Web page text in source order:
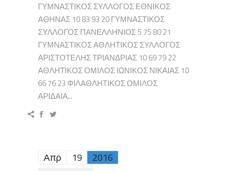
ΓΥΜΝΑΣΤΙΚΟΣ ΣΥΛΛΟΓΟΣ ΕΘΝΙΚΟΣ
ΑΘΗΝΑΣ 10 83 93 20 ΓΥΜΝΑΣΤΙΚΟΣ
ΣΥΛΛΟΓΟΣ ΠΑΝΕΛΛΗΝΙΟΣ 5 75 80 21
ΓΥΜΝΑΣΤΙΚΟΣ ΑΘΛΗΤΙΚΟΣ ΣΥΛΛΟΓΟΣ
ΑΡΙΣΤΟΤΕΛΗΣ ΤΡΙΑΝΔΡΙΑΣ 10 69 79 22
ΑΘΛΗΤΙΚΟΣ ΟΜΙΛΟΣ ΙΩΝΙΚΟΣ ΝΙΚΑΙΑΣ 10
66 76 23 ΦΙΛΑΘΛΗΤΙΚΟΣ ΟΜΙΛΟΣ
ΑΡΙΔΑΙΑ...
Απρ 19 2016